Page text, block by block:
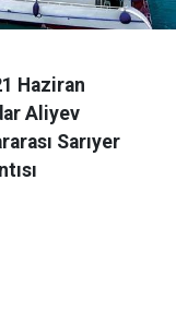
Haziran
Aliyev
Sarıyer